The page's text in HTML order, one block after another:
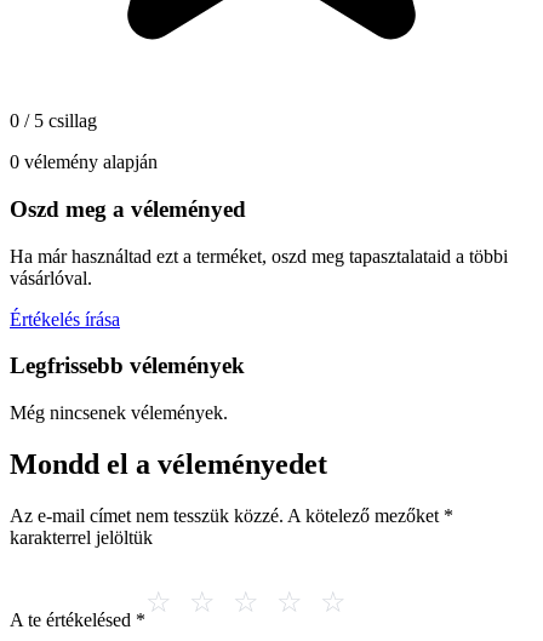
0 / 5 csillag
0 vélemény alapján
Oszd meg a véleményed
Ha már használtad ezt a terméket, oszd meg tapasztalataid a többi
vásárlóval.
Értékelés írása
Legfrissebb vélemények
Még nincsenek vélemények.
Mondd el a véleményedet
Az e-mail címet nem tesszük közzé. A kötelező mezőket *
karakterrel jelöltük
A te értékelésed *